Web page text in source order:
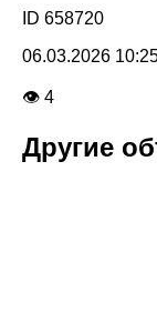
ID 658720
06.03.2026
👁 4
Другие